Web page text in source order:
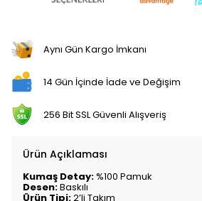
Aynı Gün Kargo İmkanı
14 Gün İçinde İade ve Değişim
256 Bit SSL Güvenli Alışveriş
Ürün Açıklaması
Kumaş Detay:%100 Pamuk
Desen:Baskılı
Ürün Tipi:2’li Takım